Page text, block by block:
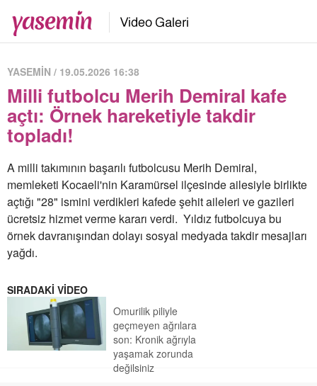
YASEMİN / 19.05.2026 16:38
Milli futbolcu Merih Demiral kafe
açtı: Örnek hareketiyle takdir
topladı!
A milli takımının başarılı futbolcusu Merih Demiral,
memleketi Kocaeli'nin Karamürsel ilçesinde ailesiyle birlikte
açtığı "28" ismini verdikleri kafede şehit aileleri ve gazileri
ücretsiz hizmet verme kararı verdi. Yıldız futbolcuya bu
örnek davranışından dolayı sosyal medyada takdir mesajları
yağdı.
SIRADAKİ VİDEO
Omurilik piliyle
geçmeyen ağrılara
son: Kronik ağrıyla
yaşamak zorunda
değilsiniz